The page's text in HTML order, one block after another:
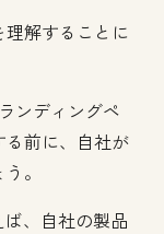
解することに
ンディングペ
前に、自社が
。
ば、自社の製品